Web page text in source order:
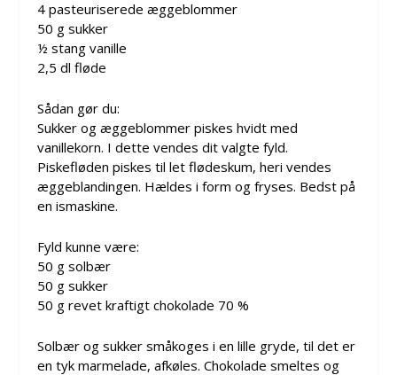
4 pasteuriserede æggeblommer
50 g sukker
½ stang vanille
2,5 dl fløde
Sådan gør du:
Sukker og æggeblommer piskes hvidt med
vanillekorn. I dette vendes dit valgte fyld.
Piskefløden piskes til let flødeskum, heri vendes
æggeblandingen. Hældes i form og fryses. Bedst på
en ismaskine.
Fyld kunne være:
50 g solbær
50 g sukker
50 g revet kraftigt chokolade 70 %
Solbær og sukker småkoges i en lille gryde, til det er
en tyk marmelade, afkøles. Chokolade smeltes og